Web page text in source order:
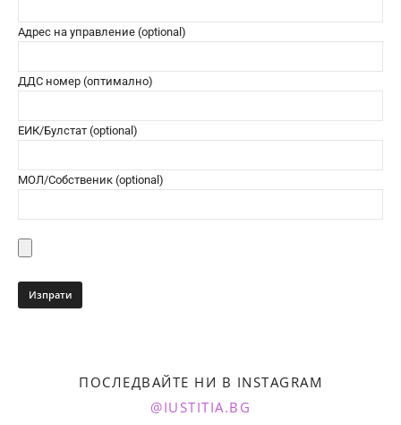
Адрес на управление (optional)
ДДС номер (оптимално)
ЕИК/Булстат (optional)
МОЛ/Собственик (optional)
ПОСЛЕДВАЙТЕ НИ В INSTAGRAM
@IUSTITIA.BG